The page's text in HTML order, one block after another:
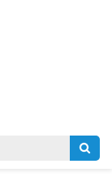
Zoeken
naar: